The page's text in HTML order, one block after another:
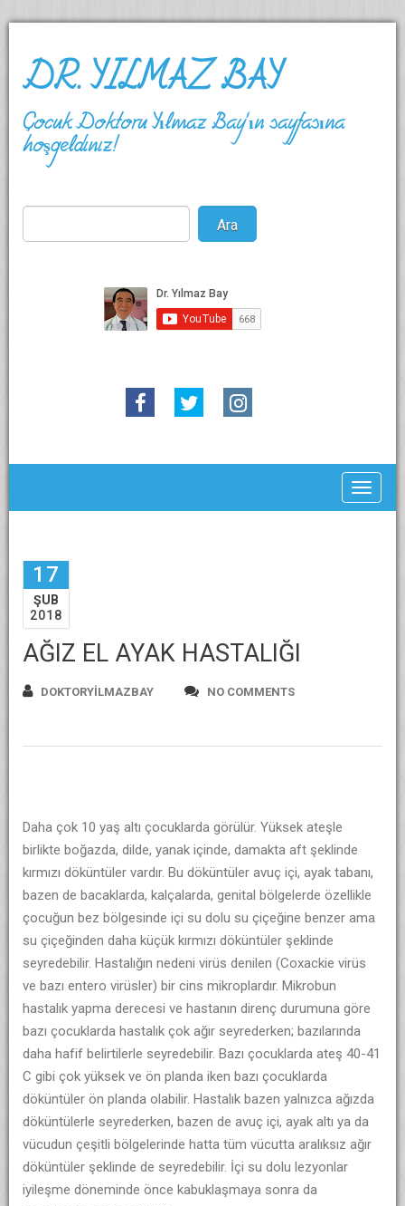
DR. YILMAZ BAY
Çocuk Doktoru Yılmaz Bay'ın sayfasına
hoşgeldiniz!
17
ŞUB
2018
AĞIZ EL AYAK HASTALIĞI
DOKTORYILMAZBAY NO COMMENTS
Daha çok 10 yaş altı çocuklarda görülür. Yüksek ateşle
birlikte boğazda, dilde, yanak içinde, damakta aft şeklinde
kırmızı döküntüler vardır. Bu döküntüler avuç içi, ayak tabanı,
bazen de bacaklarda, kalçalarda, genital bölgelerde özellikle
çocuğun bez bölgesinde içi su dolu su çiçeğine benzer ama
su çiçeğinden daha küçük kırmızı döküntüler şeklinde
seyredebilir. Hastalığın nedeni virüs denilen (Coxackie virüs
ve bazı entero virüsler) bir cins mikroplardır. Mikrobun
hastalık yapma derecesi ve hastanın direnç durumuna göre
bazı çocuklarda hastalık çok ağır seyrederken; bazılarında
daha hafif belirtilerle seyredebilir. Bazı çocuklarda ateş 40-41
C gibi çok yüksek ve ön planda iken bazı çocuklarda
döküntüler ön planda olabilir. Hastalık bazen yalnızca ağızda
döküntülerle seyrederken, bazen de avuç içi, ayak altı ya da
vücudun çeşitli bölgelerinde hatta tüm vücutta aralıksız ağır
döküntüler şeklinde de seyredebilir. İçi su dolu lezyonlar
iyileşme döneminde önce kabuklaşmaya sonra da